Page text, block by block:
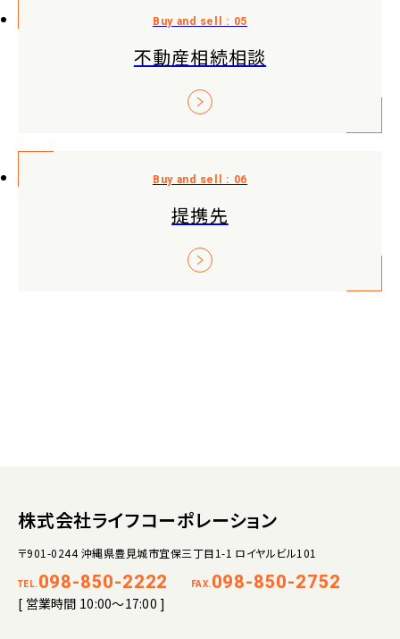
不動産相続相談
提携先
株式会社ライフコーポレーション
〒901-0244 沖縄県豊見城市宜保三丁目1-1 ロイヤルビル101
TEL. 098-850-2222 FAX. 098-850-2752
[ 営業時間 10:00～17:00 ]